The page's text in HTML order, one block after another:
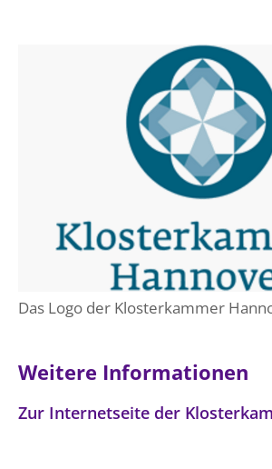
Das Logo der Klosterkammer
Weitere Informationen
Zur Internetseite der